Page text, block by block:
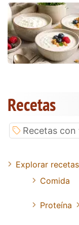
Recetas
Recetas
Explorar recetas
Comida
Proteína